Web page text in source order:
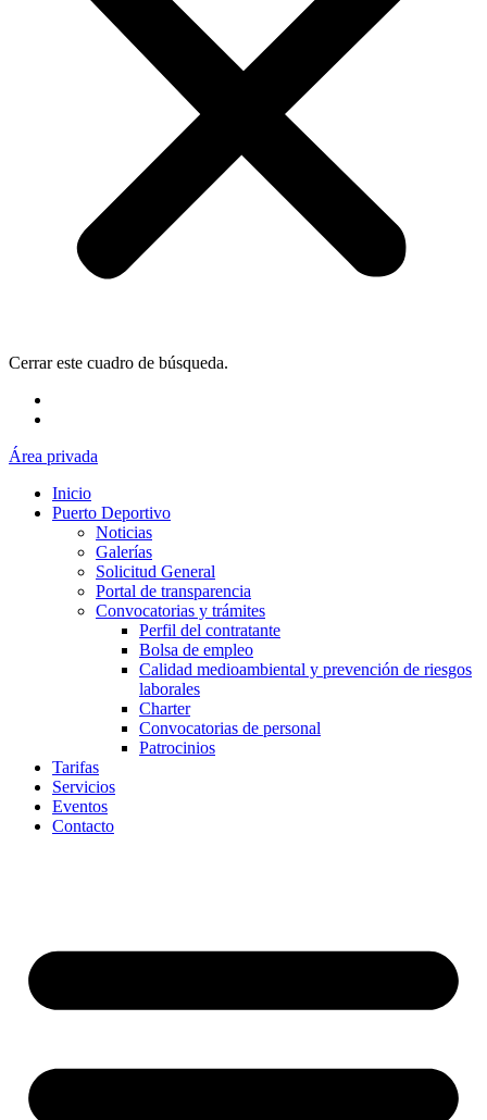
Cerrar este cuadro de búsqueda.
Área privada
Inicio
Puerto Deportivo
Noticias
Galerías
Solicitud General
Portal de transparencia
Convocatorias y trámites
Perfil del contratante
Bolsa de empleo
Calidad medioambiental y prevención de riesgos
laborales
Charter
Convocatorias de personal
Patrocinios
Tarifas
Servicios
Eventos
Contacto